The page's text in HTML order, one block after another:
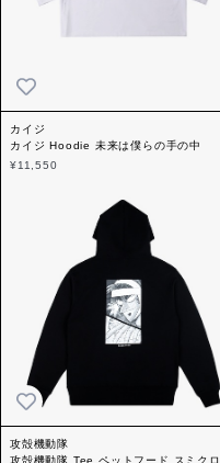
カイジ
カイジ Hoodie 未来は僕らの手の中
¥11,550
攻殻機動隊
攻殻機動隊 Tee ペットフード スミクロ